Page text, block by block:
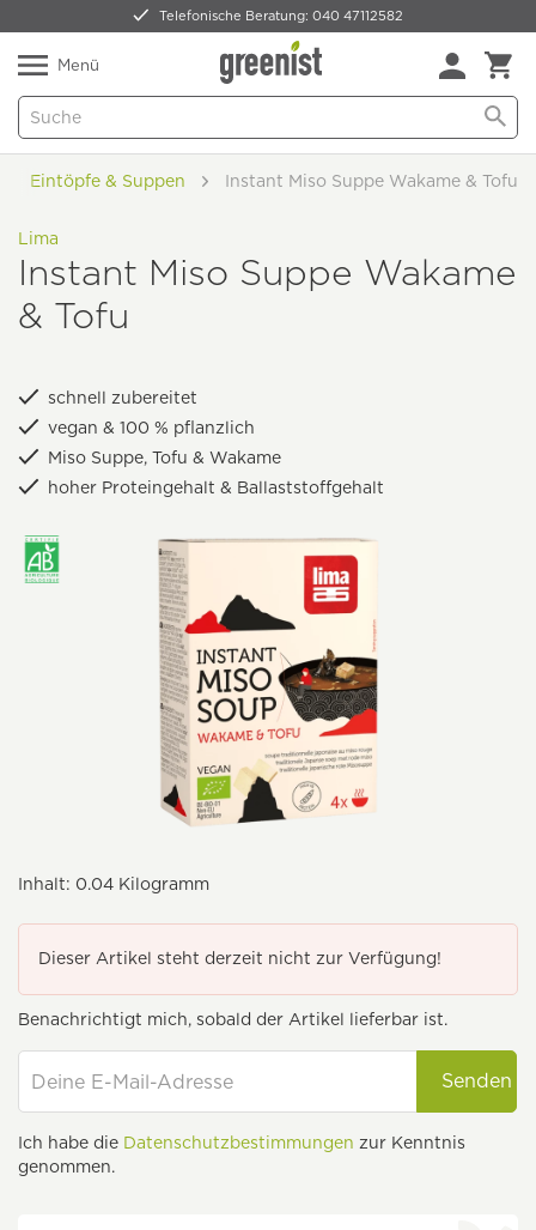
Telefonische Beratung: 040 47112582
Natürlich Pflanzlich Lecker
Menü
Eintöpfe & Suppen Instant Miso Suppe Wakame & Tofu
Lima
Instant Miso Suppe Wakame
& Tofu
schnell zubereitet
vegan & 100 % pflanzlich
Miso Suppe, Tofu & Wakame
hoher Proteingehalt & Ballaststoffgehalt
Inhalt: 0.04 Kilogramm
Dieser Artikel steht derzeit nicht zur Verfügung!
Benachrichtigt mich, sobald der Artikel lieferbar ist.
Senden
Ich habe die Datenschutzbestimmungen zur Kenntnis
genommen.